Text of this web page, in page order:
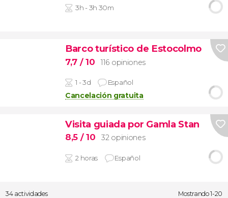
3h - 3h 30m
Barco turístico de Estocolmo
7,7 / 10 116 opiniones
1 - 3d Español
Cancelación gratuita
Visita guiada por Gamla Stan
8,5 / 10 32 opiniones
2 horas Español
34 actividades Mostrando 1-20